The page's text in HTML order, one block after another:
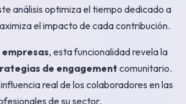
análisis optimiza el tiempo dedicado a
el impacto de cada contribución.
, esta funcionalidad revela la
de engagement comunitario.
real de los colaboradores en las
de su sector.